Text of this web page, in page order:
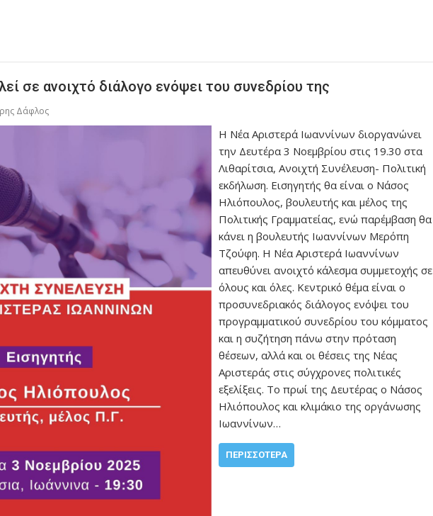
σε ανοιχτό διάλογο ενόψει του συνεδρίου της
Δάφλος
Η Νέα Αριστερά Ιωαννίνων διοργανώνει
την Δευτέρα 3 Νοεμβρίου στις 19.30 στα
Λιθαρίτσια, Ανοιχτή Συνέλευση- Πολιτική
εκδήλωση. Εισηγητής θα είναι ο Νάσος
Ηλιόπουλος, βουλευτής και μέλος της
Πολιτικής Γραμματείας, ενώ παρέμβαση θα
κάνει η βουλευτής Ιωαννίνων Μερόπη
Τζούφη. Η Νέα Αριστερά Ιωαννίνων
απευθύνει ανοιχτό κάλεσμα συμμετοχής σε
όλους και όλες. Κεντρικό θέμα είναι ο
προσυνεδριακός διάλογος ενόψει του
προγραμματικού συνεδρίου του κόμματος
και η συζήτηση πάνω στην πρόταση
θέσεων, αλλά και οι θέσεις της Νέας
Αριστεράς στις σύγχρονες πολιτικές
εξελίξεις. Το πρωί της Δευτέρας ο Νάσος
Ηλιόπουλος και κλιμάκιο της οργάνωσης
Ιωαννίνων…
ΠΕΡΙΣΣΌΤΕΡΑ